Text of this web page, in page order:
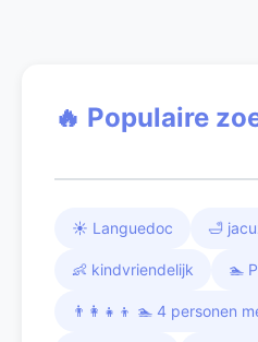
🔥 Populaire
☀️ Languedoc 🛁
👶 kindvriendelijk 🏊
👨‍👩‍👧‍👦 🏊 4 personen